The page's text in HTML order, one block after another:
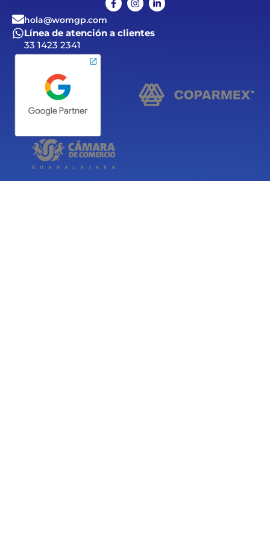
hola@womgp.com
Línea de atención a clientes
33 1423 2341